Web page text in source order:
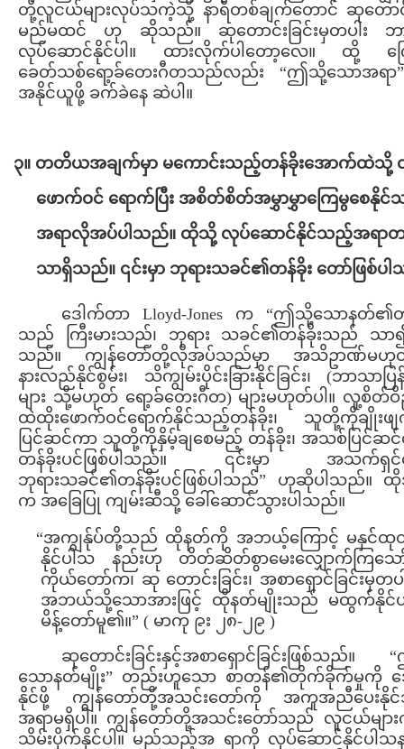
တို့လူငယ်များလုပ်သကဲ့သို့ နာရီတစ်ချက်တောင် ဆုတောင်
မည်မထင် ဟု ဆိုသည်။ ဆုတောင်းခြင်းမှတပါး ဘာ
လုပ်ဆောင်နိုင်ပါ။ ထားလိုက်ပါတော့လေ။ ထို့ ကြ
ခေတ်သစ်ရော့ခ်တေးဂီတသည်လည်း “ဤသို့သောအရ
အနိုင်ယူဖို့ ခက်ခဲနေ ဆဲပါ။
၃။ တတိယအချက်မှာ မကောင်းသည့်တန်ခိုးအောက်ထဲသို့
ဖောက်ဝင် ရောက်ပြီး အစိတ်စိတ်အမွှာမွှာကြေမွစေနို
အရာလိုအပ်ပါသည်။ ထိုသို့ လုပ်ဆောင်နိုင်သည့်အရာ
သာရှိသည်။ ၎င်းမှာ ဘုရားသခင်၏တန်ခိုး တော်ဖြစ်ပ
ဒေါက်တာ Lloyd-Jones က “ဤသို့သောနတ်၏
သည် ကြီးမားသည်၊ ဘုရား သခင်၏တန်ခိုးသည် သာ၍
သည်။ ကျွန်တော်တို့လိုအပ်သည်မှာ အသိဥာဏ်မဟုတ်
နားလည်နိုင်စွမ်း၊ သိကျွမ်းပိုင်းခြားနိုင်ခြင်း၊ (ဘာသာပြန်
များ သို့မဟုတ် ရော့ခ်တေးဂီတ) များမဟုတ်ပါ။ လူ့စိတ်
ထဲထိုးဖောက်ဝင်ရောက်နိုင်သည့်တန်ခိုး၊ သူတို့ကိုချိုးဖျက်
ပြင်ဆင်ကာ သူတို့ကိုနှိမ့်ချစေမည့် တန်ခိုး၊ အသစ်ပြင်ဆ
တန်ခိုးပင်ဖြစ်ပါသည်။ ၎င်းမှာ အသက်ရှင်
ဘုရားသခင်၏တန်ခိုးပင်ဖြစ်ပါသည်” ဟုဆိုပါသည်။ ထို
က အခြေပြု ကျမ်းဆီသို့ ခေါ်ဆောင်သွားပါသည်။
“အကျွန်ုပ်တို့သည် ထိုနတ်ကို အဘယ့်ကြောင့် မနှင်ထု
နိုင်ပါသ နည်းဟု တိတ်ဆိတ်စွာမေးလျှောက်ကြသေ
ကိုယ်တော်က၊ ဆု တောင်းခြင်း၊ အစာရှောင်ခြင်းမှတပ
အဘယ်သို့သောအားဖြင့် ထိုနတ်မျိုးသည် မထွက်နိုင်
မိန့်တော်မူ၏။” ( မာကု ၉း ၂၈-၂၉ )
ဆုတောင်းခြင်းနှင့်အစာရှောင်ခြင်းဖြစ်သည်။
သောနတ်မျိုး” တည်းဟူသော စာတန်၏တိုက်ခိုက်မှုကို အ
နိုင်ဖို့ ကျွန်တော်တို့အသင်းတော်ကို အကူအညီပေးနို
အရာမရှိပါ။ ကျွန်တော်တို့အသင်းတော်သည် လူငယ်မျာ
သိမ်းပိုက်နိုင်ပါ။ မည်သည့်အ ရာကို လုပ်ဆောင်နိုင်ပါသန